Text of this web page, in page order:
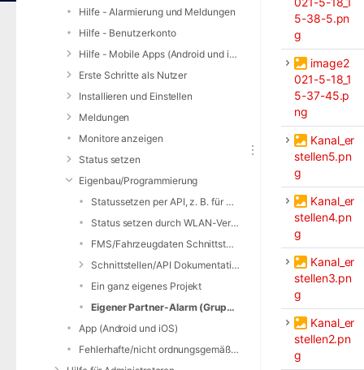
Hilfe - Alarmierung und Meldungen
Hilfe - Benutzerkonto
Hilfe - Mobile Apps (Android und iOS)
Erste Schritte als Nutzer
Installieren und Einstellen
Meldungen
Monitore anzeigen
Status setzen
Eigenbau/Programmierung
Statussetzen per API, z. B. für RFID
Status setzen durch WLAN-Verbindung
FMS/Fahrzeugdaten Schnittstelle
Schnittstellen/API Dokumentation
Ein ganz eigenes Projekt
Eigener Partner-Alarm (Gruppe / Telegram)
App (Android und iOS)
Fehlerhafte/nicht ordnungsgemäße Alarmierung
5-38-5.pn
g
image2
021-5-18_1
5-37-45.p
ng
Kanal_er
stellen5.pn
g
Kanal_er
stellen4.pn
g
Kanal_er
stellen3.pn
g
Kanal_er
stellen2.pn
g